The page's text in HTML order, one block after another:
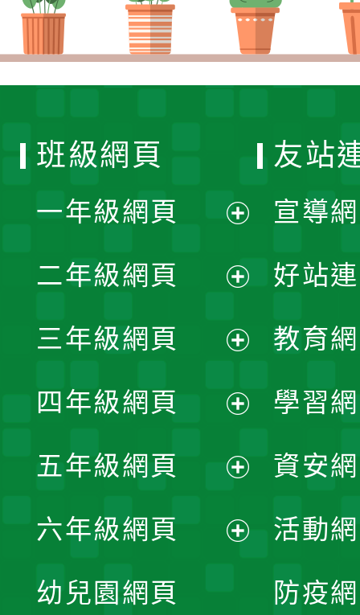
班級網頁
一年級網頁
開
選
單
二年級網頁
開
選
單
三年級網頁
開
選
單
四年級網頁
開
選
五年級網頁
開
六年級網頁
幼兒園網頁
友站
宣導
好站
教育
學習
資安
活動
防疫